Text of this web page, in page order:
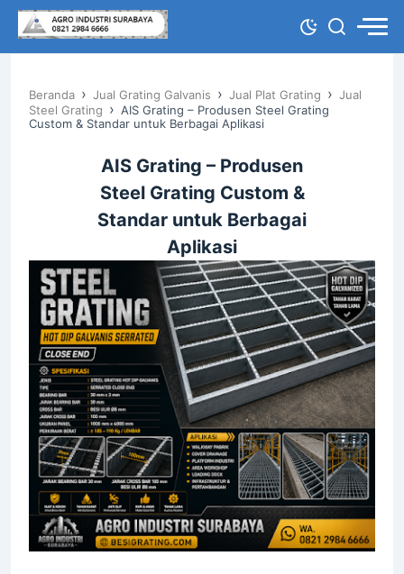
Beranda › Jual Grating Galvanis › Jual Plat Grating › Jual
Steel Grating › AIS Grating – Produsen Steel Grating
Custom & Standar untuk Berbagai Aplikasi
AIS Grating – Produsen
Steel Grating Custom &
Standar untuk Berbagai
Aplikasi